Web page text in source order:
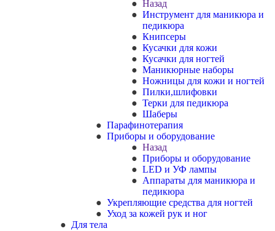
Назад
Инструмент для маникюра и
педикюра
Книпсеры
Кусачки для кожи
Кусачки для ногтей
Маникюрные наборы
Ножницы для кожи и ногтей
Пилки,шлифовки
Терки для педикюра
Шаберы
Парафинотерапия
Приборы и оборудование
Назад
Приборы и оборудование
LED и УФ лампы
Аппараты для маникюра и
педикюра
Укрепляющие средства для ногтей
Уход за кожей рук и ног
Для тела